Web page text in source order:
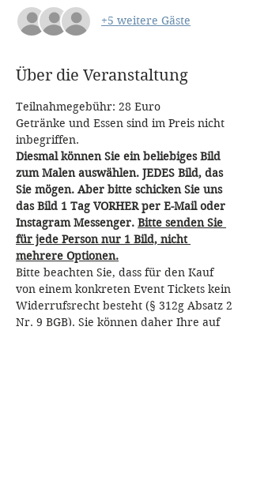
+5 weitere Gäste
Über die Veranstaltung
Teilnahmegebühr: 28 Euro
Getränke und Essen sind im Preis nicht
inbegriffen.
Diesmal können Sie ein beliebiges Bild
zum Malen auswählen. JEDES Bild, das
Sie mögen. Aber bitte schicken Sie uns
das Bild 1 Tag VORHER per E-Mail oder
Instagram Messenger. Bitte senden Sie
für jede Person nur 1 Bild, nicht
mehrere Optionen.
Bitte beachten Sie, dass für den Kauf
von einem konkreten Event Tickets kein
Widerrufsrecht besteht (§ 312g Absatz 2
Nr. 9 BGB). Sie können daher Ihre auf